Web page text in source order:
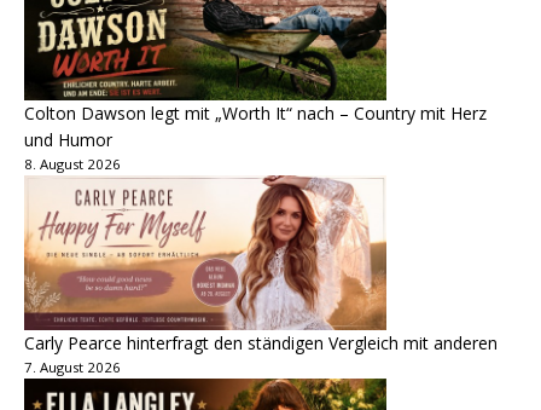
Colton Dawson legt mit „Worth It“ nach – Country mit Herz
und Humor
8. August 2026
Carly Pearce hinterfragt den ständigen Vergleich mit anderen
7. August 2026